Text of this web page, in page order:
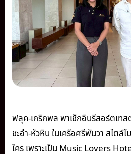
ฟลุค-เกริกพล พาเช็กอินรีสอร์ตเทส
ชะอำ-หัวหิน ในเครือศรีพันวา สไตล์โ
ใคร เพราะเป็น Music Lovers